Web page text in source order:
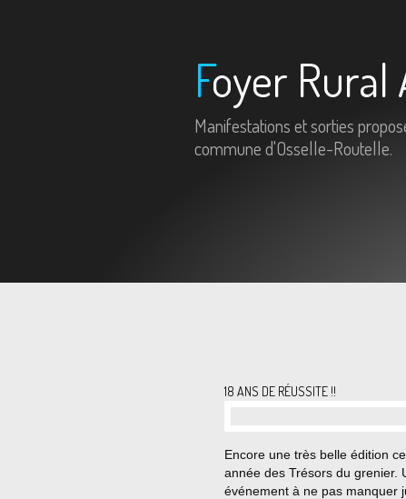
Foyer
Manifestations et sorties
commune d'Osselle-Routelle.
18 ANS DE RÉUSSITE !!
Encore une très belle édition
année des Trésors du grenier.
événement à ne pas manquer